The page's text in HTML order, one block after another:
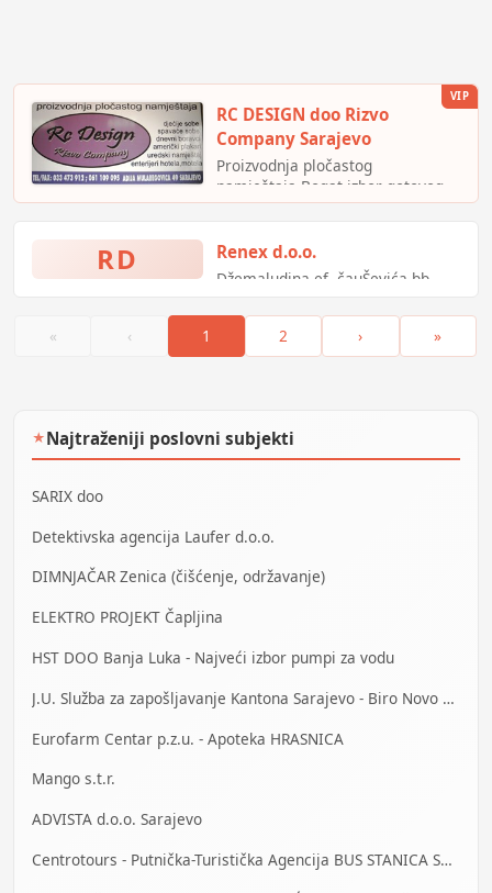
VIP
RC DESIGN doo Rizvo
Company Sarajevo
Proizvodnja pločastog
namještaja.Bogat izbor gotovog
namještaja.Posebno
narudžbi i po arhitektonskom
riješenju naših stručnjaka.
RD Renex d.o.o.
Džemaludina ef. čauŠevića bb,
Hercegovina
« ‹ 1 2 › »
★Najtraženiji poslovni subjekti
SARIX doo
Detektivska agencija Laufer d.o.o.
DIMNJAČAR Zenica (čišćenje, održavanje)
ELEKTRO PROJEKT Čapljina
HST DOO Banja Luka - Najveći izbor pumpi za vodu
J.U. Služba za zapošljavanje Kantona Sarajevo - Biro Novo Sarajevo
Eurofarm Centar p.z.u. - Apoteka HRASNICA
Mango s.t.r.
ADVISTA d.o.o. Sarajevo
Centrotours - Putnička-Turistička Agencija BUS STANICA Sarajevo